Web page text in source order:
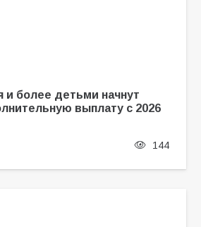
более детьми начнут
выплату с 2026
144